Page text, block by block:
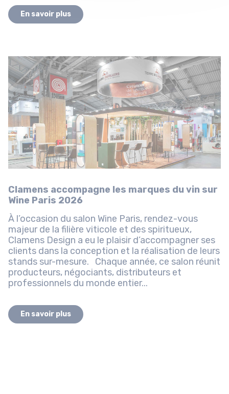
En savoir plus
Clamens accompagne les marques du vin sur
Wine Paris 2026
À l’occasion du salon Wine Paris, rendez-vous
majeur de la filière viticole et des spiritueux,
Clamens Design a eu le plaisir d’accompagner ses
clients dans la conception et la réalisation de leurs
stands sur-mesure. Chaque année, ce salon réunit
producteurs, négociants, distributeurs et
professionnels du monde entier...
En savoir plus